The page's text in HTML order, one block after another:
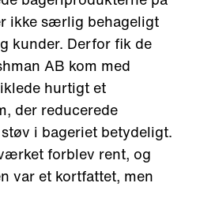
ikke særlig behageligt
kunder. Derfor fik de
AB kom med
hurtigt et
der reducerede
i bageriet betydeligt.
forblev rent, og
var et kortfattet, men